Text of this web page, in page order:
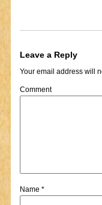
Leave a Reply
Your email address will
Comment
Name *